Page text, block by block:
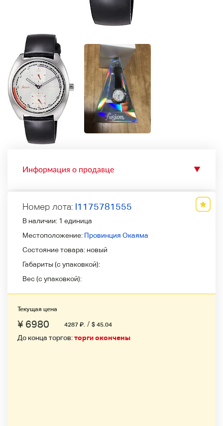
Информация о продавце ▼
Номер лота: l1175781555
В наличии: 1 единица
Местоположение: Провинция Окаяма
Состояние товара: новый
Габариты (с упаковкой):
Вес (с упаковкой):
Текущая цена
¥ 6980 4287 ₽ / $ 45.04
До конца торгов:торги окончены